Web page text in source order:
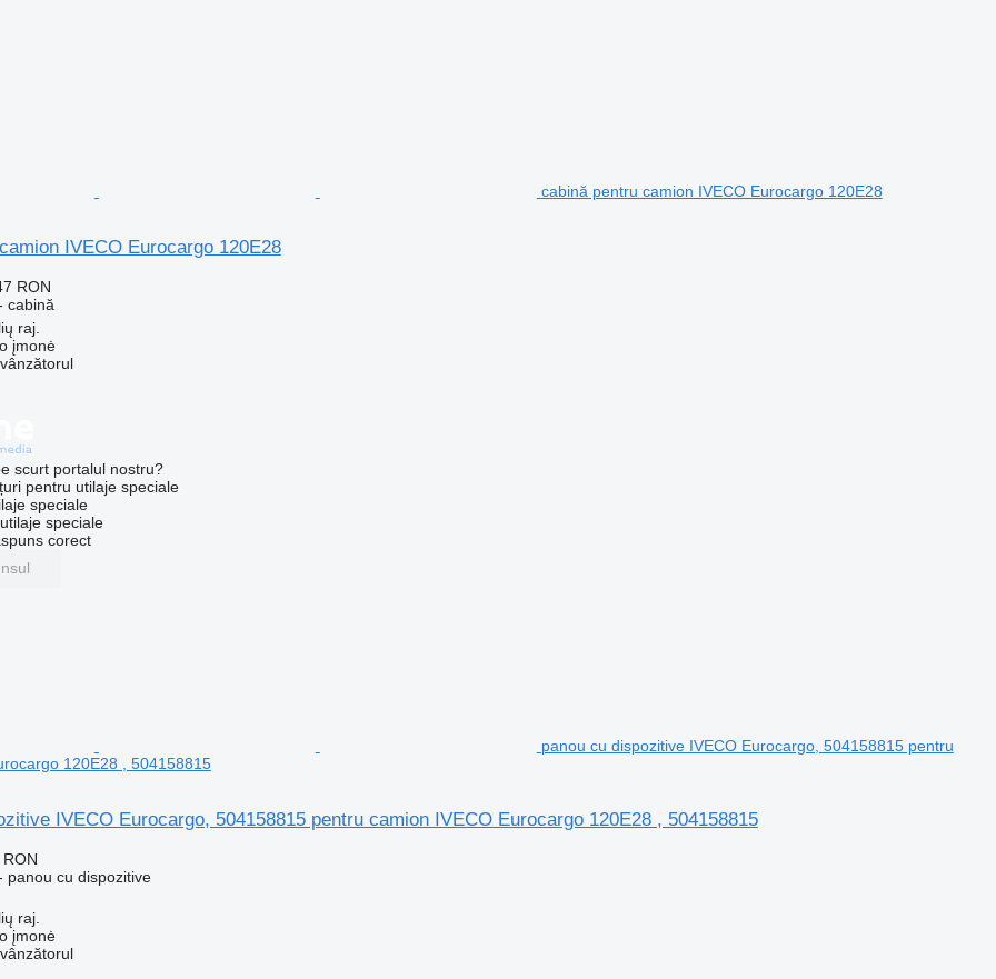
cabină pentru camion IVECO Eurocargo 120E28
IVECO Eurocargo 120E28
RON
cabină
raj.
įmonė
scurt portalul nostru?
pentru utilaje speciale
speciale
speciale
corect
panou cu dispozitive IVECO Eurocargo, 504158815 pentru
120E28 , 504158815
IVECO Eurocargo, 504158815 pentru camion IVECO Eurocargo 120E28 , 504158815
panou cu dispozitive
raj.
įmonė